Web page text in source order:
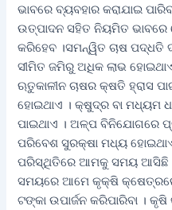
ଭାବରେ ବ୍ୟବହାର କରାଯାଇ
ଉତ୍ପାଦନ ସହିତ ନିୟମିତ ଭାବରେ
କରିହେବ ।ସମନ୍ୱିତ ଚାଷ ପଦ୍ଧତି
ସୀମିତ ଜମିରୁ ଅଧିକ ଲାଭ
ଋତୁକାଳୀନ ଚାଷର କ୍ଷତି ହ୍ରାସ
ହୋଇଥାଏ । କ୍ଷୁଦ୍ର ବା ମଧ୍ୟମ
ପାଇଥାଏ । ଅଳ୍ପ ବିନିଯୋଗରେ
ପରିବେଶ ସୁରକ୍ଷା ମଧ୍ୟ ହୋଇଥାଏ
ପରିସ୍ଥିତିରେ ଆମକୁ ସମୟ ଆସିଛି
ସମୟରେ ଆମେ କୃକ୍ଷି
ଟଙ୍କା ଉପାର୍ଜନ କରିପାରିବା ।